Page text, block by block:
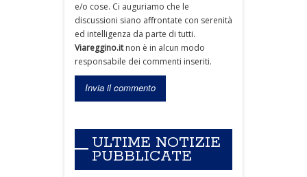
e/o cose. Ci auguriamo che le
discussioni siano affrontate con serenità
ed intelligenza da parte di tutti.
Viareggino.itnon è in alcun modo
responsabile dei commenti inseriti.
ULTIME NOTIZIE
PUBBLICATE